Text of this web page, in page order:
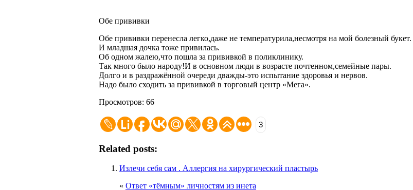
Обе прививки
Обе прививки перенесла легко,даже не температурила,несмотря на мой болезный букет.
И младшая дочка тоже привилась.
Об одном жалею,что пошла за прививкой в поликлинику.
Так много было народу!И в основном люди в возрасте почтенном,семейные пары.
Долго и в раздражённой очереди дважды-это испытание здоровья и нервов.
Надо было сходить за прививкой в торговый центр «Мега».
Просмотров: 66
3
Related posts:
Излечи себя сам . Аллергия на хирургический пластырь
« Ответ «тёмным» личностям из инета